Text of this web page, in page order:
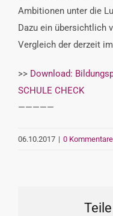
Ambitionen unter die
Dazu ein übersichtlich
Vergleich der derzeit
>> Download:
SCHULE CHECK
—————
06.10.2017 | 0 Kommentare